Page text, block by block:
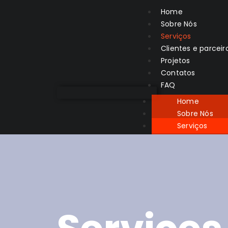
Home
Sobre Nós
Serviços
Clientes e
Projetos
Contatos
FAQ
Home
Sobre Nós
Serviços